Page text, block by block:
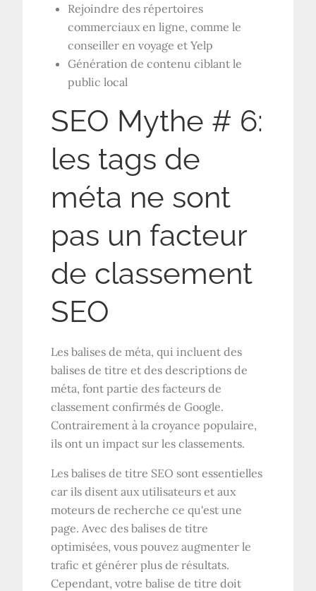
Rejoindre des répertoires
commerciaux en ligne, comme le
conseiller en voyage et Yelp
Génération de contenu ciblant le
public local
SEO Mythe # 6:
les tags de
méta ne sont
pas un facteur
de classement
SEO
Les balises de méta, qui incluent des
balises de titre et des descriptions de
méta, font partie des facteurs de
classement confirmés de Google.
Contrairement à la croyance populaire,
ils ont un impact sur les classements.
Les balises de titre SEO sont essentielles
car ils disent aux utilisateurs et aux
moteurs de recherche ce qu'est une
page. Avec des balises de titre
optimisées, vous pouvez augmenter le
trafic et générer plus de résultats.
Cependant, votre balise de titre doit